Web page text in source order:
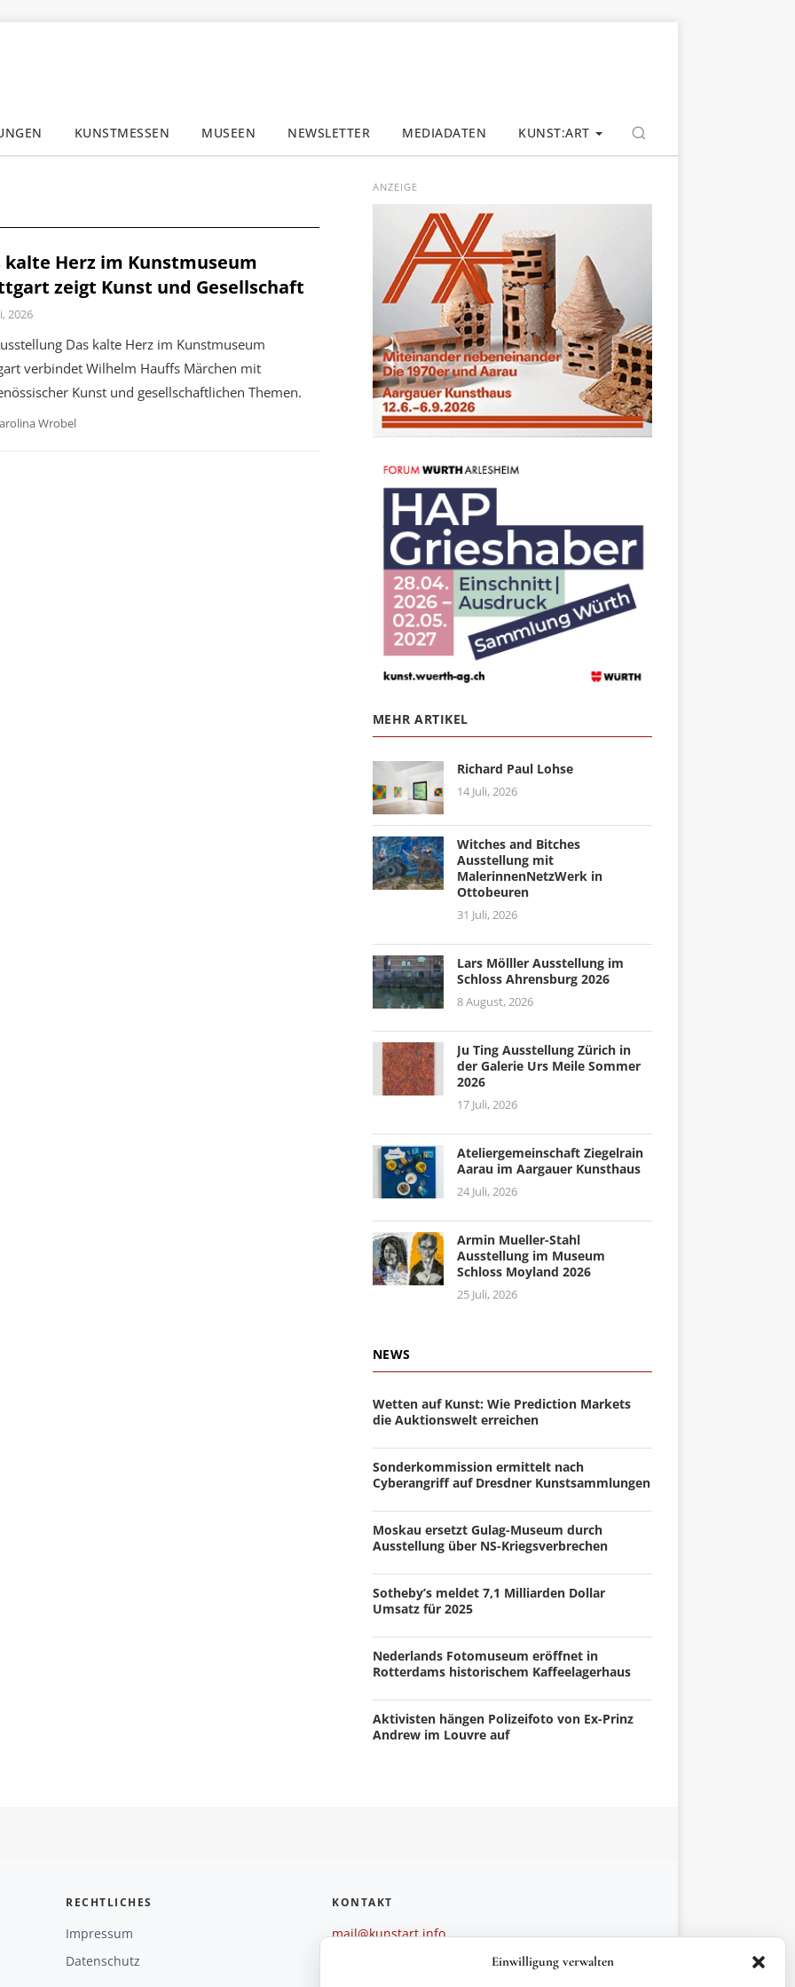
Einwilligung verwalten
KUNSTMESSEN MUSEEN NEWSLETTER MEDIADATEN KUNST:ART
kalte Herz im Kunstmuseum
zeigt Kunst und Gesellschaft
2026
Das kalte Herz im Kunstmuseum
verbindet Wilhelm Hauffs Märchen mit
Kunst und gesellschaftlichen Themen.
Wrobel
ANZEIGE
MEHR ARTIKEL
Richard Paul Lohse
14 Juli, 2026
Witches and Bitches
Ausstellung mit
MalerinnenNetzWerk in
Ottobeuren
31 Juli, 2026
Lars Mölller Ausstellung im
Schloss Ahrensburg 2026
8 August, 2026
Ju Ting Ausstellung Zürich in
der Galerie Urs Meile Sommer
2026
17 Juli, 2026
Ateliergemeinschaft Ziegelrain
Aarau im Aargauer Kunsthaus
24 Juli, 2026
Armin Mueller-Stahl
Ausstellung im Museum
Schloss Moyland 2026
25 Juli, 2026
NEWS
Wetten auf Kunst: Wie Prediction Markets
die Auktionswelt erreichen
Sonderkommission ermittelt nach
Cyberangriff auf Dresdner Kunstsammlungen
Moskau ersetzt Gulag-Museum durch
Ausstellung über NS-Kriegsverbrechen
Sotheby’s meldet 7,1 Milliarden Dollar
Umsatz für 2025
Nederlands Fotomuseum eröffnet in
Rotterdams historischem Kaffeelagerhaus
Aktivisten hängen Polizeifoto von Ex-Prinz
Andrew im Louvre auf
RECHTLICHES
Impressum
Datenschutz
KONTAKT
mail@kunstart.info